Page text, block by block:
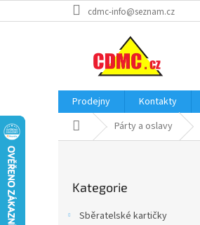
na
cdmc-info@seznam.cz
Prodejny Kontakty
Domů Párty a oslavy
kategorie
Kategorie
Sběratelské kartičky